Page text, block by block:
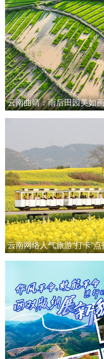
云南曲靖：雨后田园美如
云南网络人气旅游“打卡”